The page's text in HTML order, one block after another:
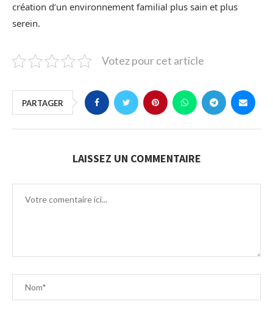
création d’un environnement familial plus sain et plus
serein.
Votez pour cet article
PARTAGER
LAISSEZ UN COMMENTAIRE